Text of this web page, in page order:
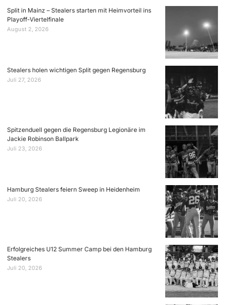
Split in Mainz – Stealers starten mit Heimvorteil ins
Playoff-Viertelfinale
August 2, 2026
Stealers holen wichtigen Split gegen Regensburg
Juli 27, 2026
Spitzenduell gegen die Regensburg Legionäre im
Jackie Robinson Ballpark
Juli 23, 2026
Hamburg Stealers feiern Sweep in Heidenheim
Juli 20, 2026
Erfolgreiches U12 Summer Camp bei den Hamburg
Stealers
Juli 20, 2026